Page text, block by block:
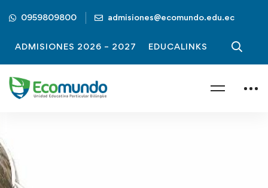
0959809800 admisiones@ecomundo.edu.ec
ADMISIONES 2026 – 2027 EDUCALINKS